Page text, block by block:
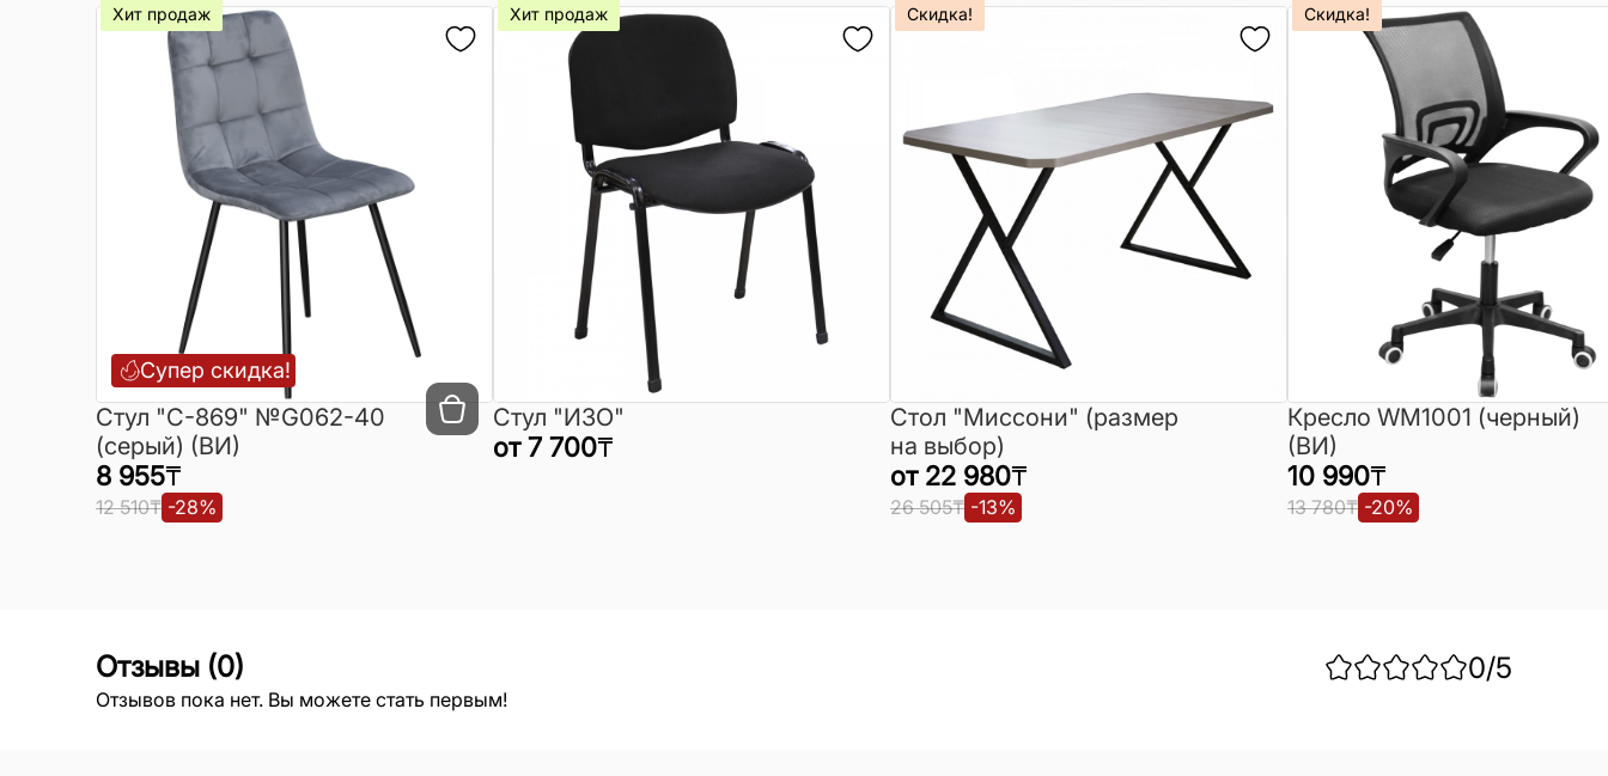
Супер скидка!
Хит продаж
Cтул "C-869" №G062-40
(серый) (ВИ)
8 955₸
12 510₸ -28%
Хит продаж
Стул "ИЗО"
от 7 700₸
Скидка!
Стол "Миссони" (размер
на выбор)
от 22 980₸
26 505₸ -13%
Скидка!
Кресло WM1001 (черный)
(ВИ)
10 990₸
13 780₸ -20%
Отзывы (0) 0/5
Отзывов пока нет. Вы можете стать первым!